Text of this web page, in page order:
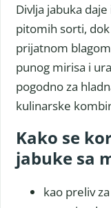
Divlja jabuka
pitomih sorti,
prijatnom
punog mirisa i
pogodno za
kulinarske
Kako se
jabuke sa
kao preliv